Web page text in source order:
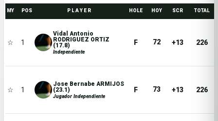
MY POS P L A Y E R HOLE HOY SCR TOTAL
☆ 1
Vidal Antonio
RODRIGUEZ ORTIZ
(17.8)
Independiente
F 72 +13 226
☆ 1
Jose Bernabe ARMIJOS
(23.1)
Jugador Independiente
F 73 +13 226